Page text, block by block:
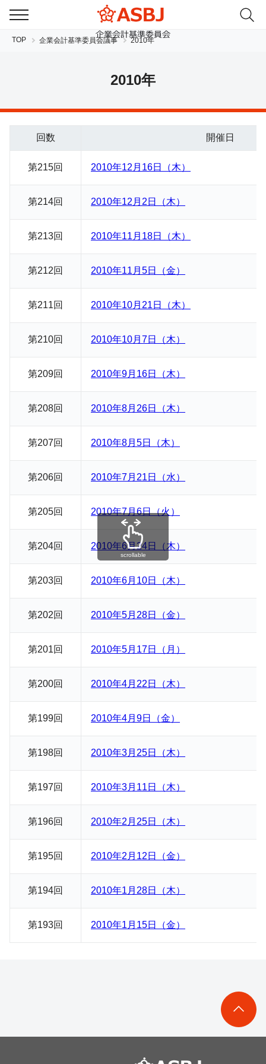
JPEN
TOP 企業会計基準委員会議事 2010年
2010年
回数 開催日
第215回 2010年12月16日（木）
第214回 2010年12月2日（木）
第213回 2010年11月18日（木）
第212回 2010年11月5日（金）
第211回 2010年10月21日（木）
第210回 2010年10月7日（木）
第209回 2010年9月16日（木）
第208回 2010年8月26日（木）
第207回 2010年8月5日（木）
第206回 2010年7月21日（水）
第205回 2010年7月6日（火）
第204回 2010年6月24日（木）
第203回 2010年6月10日（木）
第202回 2010年5月28日（金）
第201回 2010年5月17日（月）
第200回 2010年4月22日（木）
第199回 2010年4月9日（金）
第198回 2010年3月25日（木）
第197回 2010年3月11日（木）
第196回 2010年2月25日（木）
第195回 2010年2月12日（金）
第194回 2010年1月28日（木）
第193回 2010年1月15日（金）
scrollable